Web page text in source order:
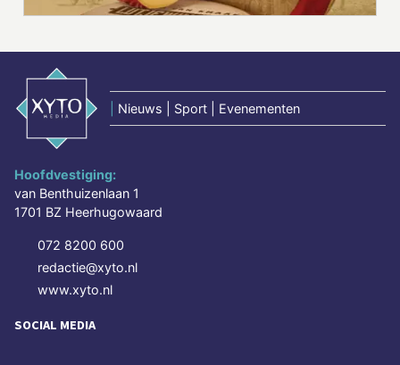
Nieuws | Sport | Evenementen
Hoofdvestiging:
van Benthuizenlaan 1
1701 BZ Heerhugowaard
072 8200 600
redactie@xyto.nl
www.xyto.nl
SOCIAL MEDIA